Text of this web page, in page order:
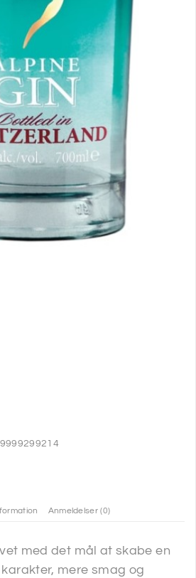
Anmeldelser (0)
med det mål at skabe en
mere smag og